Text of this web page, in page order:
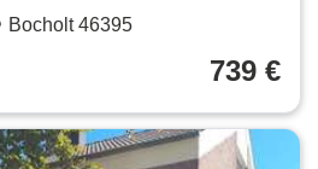
Bocholt 46395
739 €